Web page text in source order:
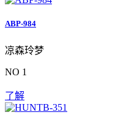
ABP-984
凉森玲梦
NO 1
了解